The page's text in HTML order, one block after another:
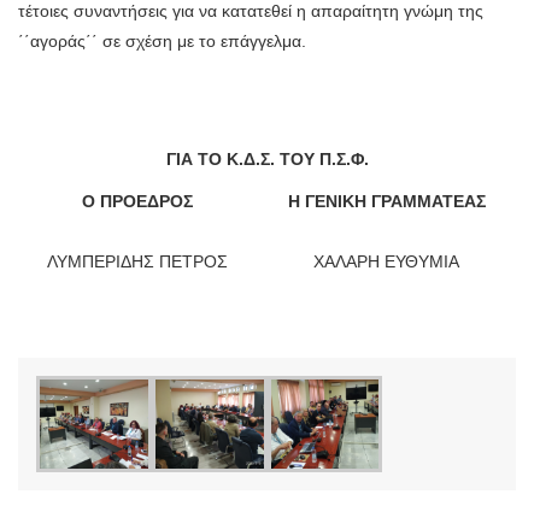
τέτοιες συναντήσεις για να κατατεθεί η απαραίτητη γνώμη της
΄΄αγοράς΄΄ σε σχέση με το επάγγελμα.
ΓΙΑ ΤΟ Κ.Δ.Σ. ΤΟΥ Π.Σ.Φ.
Ο ΠΡΟΕΔΡΟΣ Η ΓΕΝΙΚΗ ΓΡΑΜΜΑΤΕΑΣ
ΛΥΜΠΕΡΙΔΗΣ ΠΕΤΡΟΣ ΧΑΛΑΡΗ ΕΥΘΥΜΙΑ